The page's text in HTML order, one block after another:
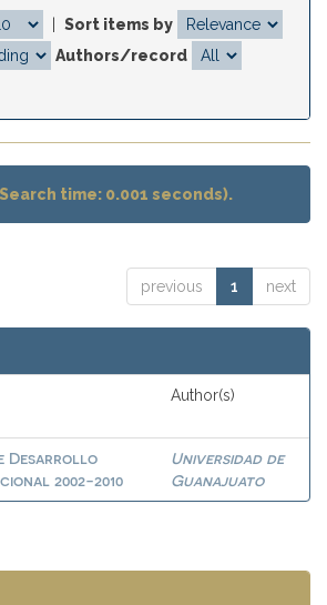
Sort items by
Authors/record
time: 0.001 seconds).
previous 1 next
Author(s)
Desarrollo
2002-2010
Universidad de
Guanajuato